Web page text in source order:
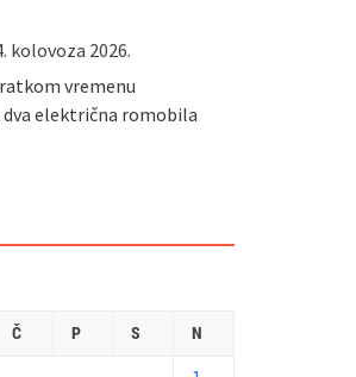
kolovoza 2026.
vremenu
električna romobila
Č P S N